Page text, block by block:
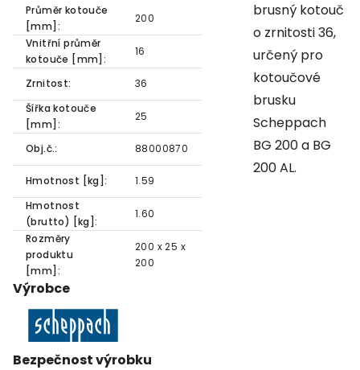
Průměr kotouče
[mm]:
200
Vnitřní průměr
kotouče [mm]:
16
Zrnitost:
36
Šířka kotouče
[mm]:
25
Obj.č.: 88000870
Hmotnost [kg]:
1.59
Hmotnost
(brutto) [kg]:
1.60
Rozměry
produktu
[mm]:
200 x 25 x
200
Výrobce
Bezpečnost výrobku
brusný kotouč
o zrnitosti 36,
určený pro
kotoučové
brusku
Scheppach
BG 200 a BG
200 AL.